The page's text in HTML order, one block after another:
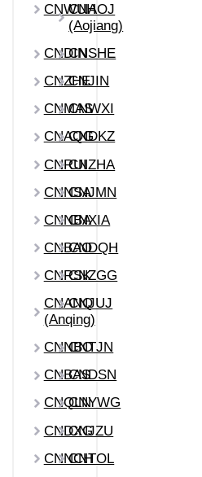
CNWUH
CNAOJ
(Aojiang)
CNDINCNSHE
CNZHE
CNJIN
CNMAS
CNWXI
CNAQG
CNDKZ
CNRUICNZHA
CNNSACNJMN
CNNBA
CNXIA
CNBAOCNDQH
CNRSKCNZGG
CNANQ
(Anqing)
CNJUJ
CNNBO
CNTJN
CNBASCNDSN
CNQLNCNYWG
CNDXG
CNJZU
CNNCHCNTOL